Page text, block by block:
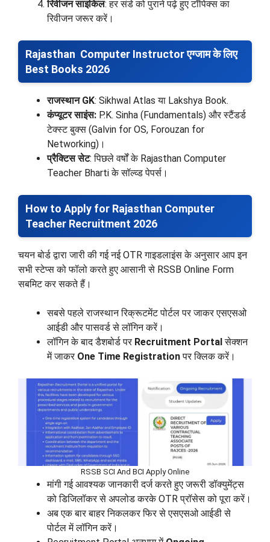
रिवीजन साइकिल: हर संडे को पुराने पढ़े हुए टॉपिक्स का
रिवीजन जरूर करें।
Rajasthan Computer Instructor एग्जाम के लिए
Best Books 2026
राजस्थान GK: Sikhwal Atlas या Lakshya Book.
कंप्यूटर साइंस: P.K. Sinha (Fundamentals) और स्टैंडर्ड
टेक्स्ट बुक्स (Galvin for OS, Forouzan for
Networking)।
प्रैक्टिस सेट: पिछले वर्षों के Rajasthan Computer
Teacher Bharti के सॉल्व्ड पेपर्स।
How to Apply for Rajasthan Computer
Teacher Recruitment 2026
चयन बोर्ड द्वारा जारी की गई नई OTR गाइडलाइंस के अनुसार आप इन
सभी स्टेप्स को फॉलो करते हुए आसानी से RSSB Online Form
सबमिट कर सकते हैं।
सबसे पहले राजस्थान रिक्रूटमेंट पोर्टल पर जाकर एसएसओ
आईडी और पासवर्ड से लॉगिन करें।
लॉगिन के बाद डैशबोर्ड पर Recruitment Portal सेक्शन
में जाकर One Time Registrationपर क्लिक करें।
RSSB SCI And BCI Apply Online
मांगी गई आवश्यक जानकारी दर्ज करते हुए जरूरी डॉक्युमेंट्स
को डिजिलॉकर से अपलोड करके OTR प्रॉसेस को पूरा करें।
अब एक बार बाहर निकलकर फिर से एसएसओ आईडी से
पोर्टल में लॉगिन करें।